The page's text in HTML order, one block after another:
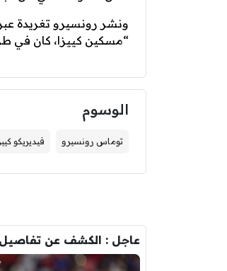
ونشر رونسيرو تغريدة
“مسكين كييزا، كان في
الوسوم
توماس رونسيرو فيديريكو